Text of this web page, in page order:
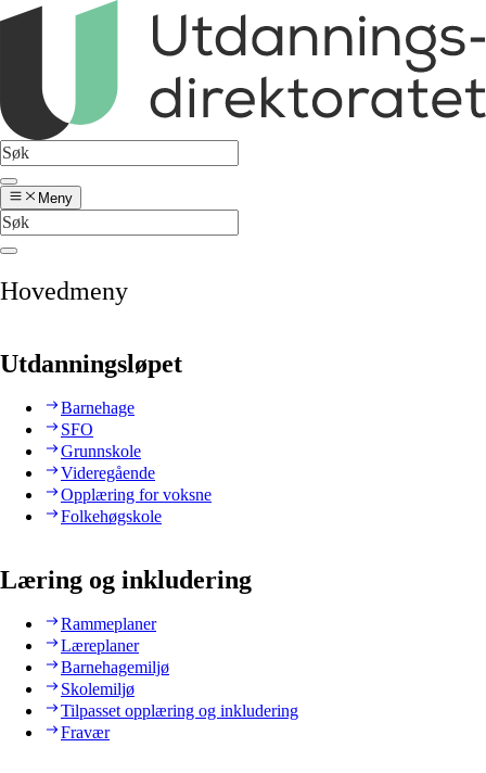
Meny
Hovedmeny
Utdanningsløpet
Barnehage
SFO
Grunnskole
Videregående
Opplæring for voksne
Folkehøgskole
Læring og inkludering
Rammeplaner
Læreplaner
Barnehagemiljø
Skolemiljø
Tilpasset opplæring og inkludering
Fravær